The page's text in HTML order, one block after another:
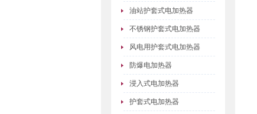
油站护套式电加热器
不锈钢护套式电加热器
风电用护套式电加热器
防爆电加热器
浸入式电加热器
护套式电加热器